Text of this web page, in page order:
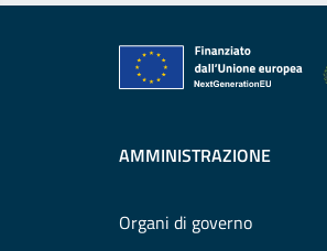
AMMINISTRAZIONE
Organi di governo